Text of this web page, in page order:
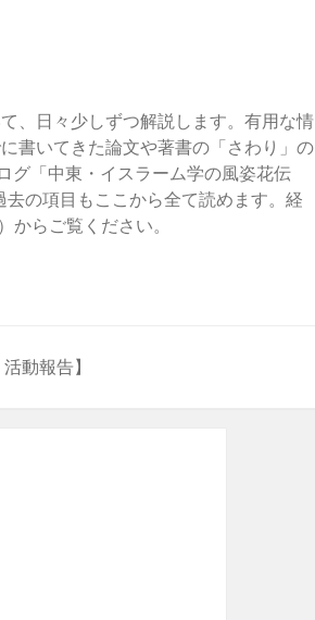
、日々少しずつ解説します。有用な情
書いてきた論文や著書の「さわり」の
グ「中東・イスラーム学の風姿花伝
の項目もここから全て読めます。経
らご覧ください。
動報告】